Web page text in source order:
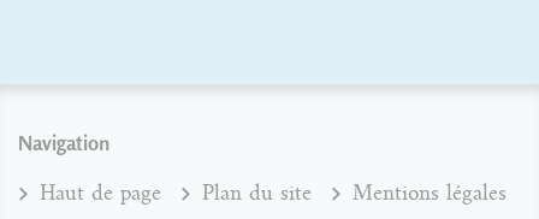
Navigation
Haut de page Plan du site
Mentions légales